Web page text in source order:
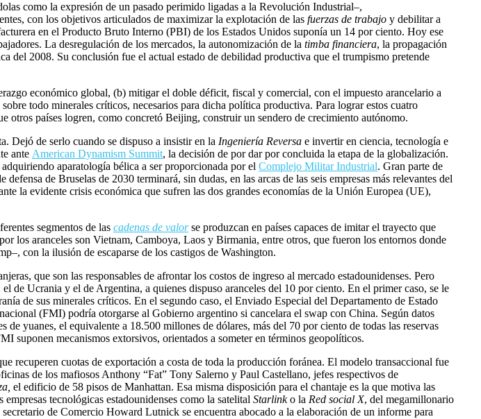
como la expresión de un pasado perimido ligadas a la Revolución Industrial–,
con los objetivos articulados de maximizar la explotación de las fuerzas de trabajo y debilitar a
en el Producto Bruto Interno (PBI) de los Estados Unidos suponía un 14 por ciento. Hoy ese
La desregulación de los mercados, la autonomización de la timba financiera, la propagación
del 2008. Su conclusión fue el actual estado de debilidad productiva que el trumpismo pretende
económico global, (b) mitigar el doble déficit, fiscal y comercial, con el impuesto arancelario a
todo minerales críticos, necesarios para dicha política productiva. Para lograr estos cuatro
otros países logren, como concretó Beijing, construir un sendero de crecimiento autónomo.
Dejó de serlo cuando se dispuso a insistir en la Ingeniería Reversa e invertir en ciencia, tecnología e
ante American Dynamism Summit, la decisión de por dar por concluida la etapa de la globalización.
aparatología bélica a ser proporcionada por el Complejo Militar Industrial. Gran parte de
de Bruselas de 2030 terminará, sin dudas, en las arcas de las seis empresas más relevantes del
la evidente crisis económica que sufren las dos grandes economías de la Unión Europea (UE),
segmentos de las cadenas de valorse produzcan en países capaces de imitar el trayecto que
los aranceles son Vietnam, Camboya, Laos y Birmania, entre otros, que fueron los entornos donde
con la ilusión de escaparse de los castigos de Washington.
que son las responsables de afrontar los costos de ingreso al mercado estadounidenses. Pero
de Ucrania y el de Argentina, a quienes dispuso aranceles del 10 por ciento. En el primer caso, se le
de sus minerales críticos. En el segundo caso, el Enviado Especial del Departamento de Estado
(FMI) podría otorgarse al Gobierno argentino si cancelara el swap con China. Según datos
yuanes, el equivalente a 18.500 millones de dólares, más del 70 por ciento de todas las reservas
suponen mecanismos extorsivos, orientados a someter en términos geopolíticos.
recuperen cuotas de exportación a costa de toda la producción foránea. El modelo transaccional fue
de los mafiosos Anthony “Fat” Tony Salerno y Paul Castellano, jefes respectivos de
el edificio de 58 pisos de Manhattan. Esa misma disposición para el chantaje es la que motiva las
tecnológicas estadounidenses como la satelital Starlinko la Red social X, del megamillonario
de Comercio Howard Lutnick se encuentra abocado a la elaboración de un informe para